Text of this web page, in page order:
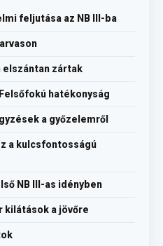
feljutása az NB III-ba
elszántan zártak
hatékonyság
a győzelemről
a kulcsfontosságú
NB III-as idényben
kilátások a jövőre